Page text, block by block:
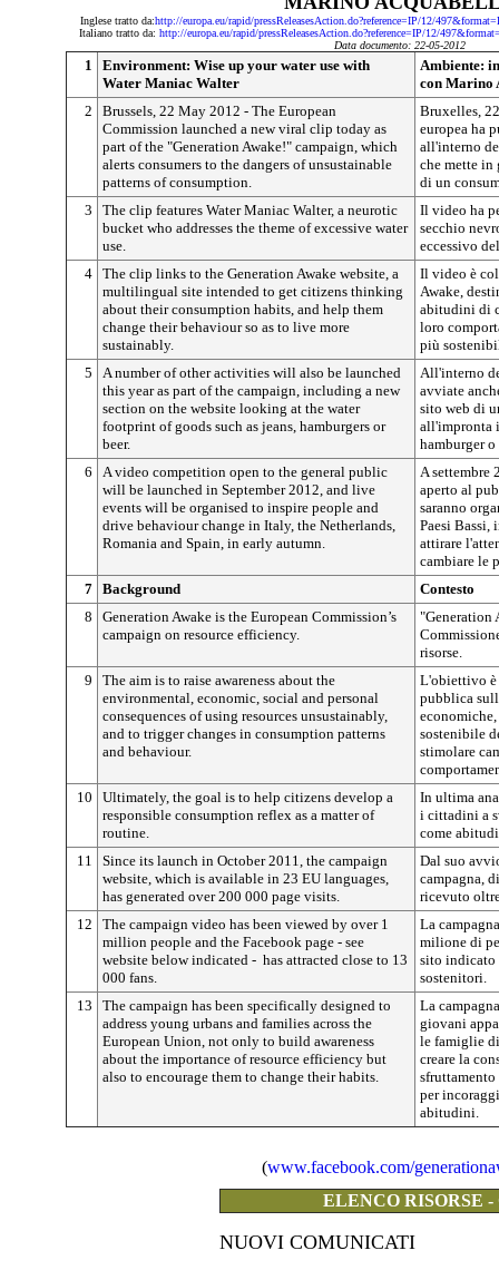
Inglese tratto da:http://europa.eu/rapid/pressReleasesAction.do?reference=IP/12/
Italiano tratto da: http://europa.eu/rapid/pressReleasesAction.do?reference=IP/12/
Data documento: 22-05-2012
1
Environment: Wise up your water use with
Water Maniac Walter
Ambiente:
con Marino
2
Brussels, 22 May 2012 - The European
Commission launched a new viral clip today as
part of the "Generation Awake!" campaign, which
alerts consumers to the dangers of unsustainable
patterns of consumption.
Bruxelles,
europea ha
all'interno
che mette
di un
3
The clip features Water Maniac Walter, a neurotic
bucket who addresses the theme of excessive water
use.
Il video ha
secchio
eccessivo
4 The clip links to the Generation Awake website, a
multilingual site intended to get citizens thinking
about their consumption habits, and help them
change their behaviour so as to live more
sustainably.
Il video è
Awake,
abitudini di
loro
più
5
A number of other activities will also be launched
this year as part of the campaign, including a new
section on the website looking at the water
footprint of goods such as jeans, hamburgers or
beer.
All'interno
avviate
sito web di
all'impronta
hamburger
6
A video competition open to the general public
will be launched in September 2012, and live
events will be organised to inspire people and
drive behaviour change in Italy, the Netherlands,
Romania and Spain, in early autumn.
A settembre
aperto al
saranno
Paesi Bassi,
attirare
cambiare le
7 Background
Contesto
8
Generation Awake is the European Commission’s
campaign on resource efficiency.
"Generation
risorse.
9
The aim is to raise awareness about the
environmental, economic, social and personal
consequences of using resources unsustainably,
and to trigger changes in consumption patterns
and behaviour.
L'obiettivo
pubblica
sostenibile
stimolare
10
Ultimately, the goal is to help citizens develop a
responsible consumption reflex as a matter of
routine.
In ultima
i cittadini a
come
11
Since its launch in October 2011, the campaign
website, which is available in 23 EU languages,
has generated over 200 000 page visits.
Dal suo
campagna,
ricevuto
12
The campaign video has been viewed by over 1
million people and the Facebook page - see
website below indicated - has attracted close to 13
000 fans.
La
milione di
sito indicato
sostenitori.
13
The campaign has been specifically designed to
address young urbans and families across the
European Union, not only to build awareness
about the importance of resource efficiency but
also to encourage them to change their habits.
La
giovani
le famiglie
creare la
sfruttamento
per
abitudini.
(www.facebook.com/
ELENCO RISORSE
NUOVI COMUNICATI